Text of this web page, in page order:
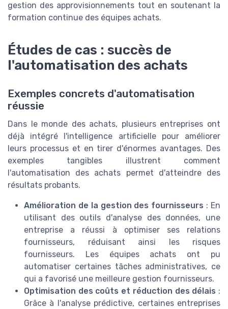
gestion des approvisionnements tout en soutenant la
formation continue des équipes achats.
Études de cas : succès de
l'automatisation des achats
Exemples concrets d'automatisation
réussie
Dans le monde des achats, plusieurs entreprises ont
déjà intégré l'intelligence artificielle pour améliorer
leurs processus et en tirer d'énormes avantages. Des
exemples tangibles illustrent comment
l'automatisation des achats permet d'atteindre des
résultats probants.
Amélioration de la gestion des fournisseurs : En
utilisant des outils d'analyse des données, une
entreprise a réussi à optimiser ses relations
fournisseurs, réduisant ainsi les risques
fournisseurs. Les équipes achats ont pu
automatiser certaines tâches administratives, ce
qui a favorisé une meilleure gestion fournisseurs.
Optimisation des coûts et réduction des délais :
Grâce à l'analyse prédictive, certaines entreprises